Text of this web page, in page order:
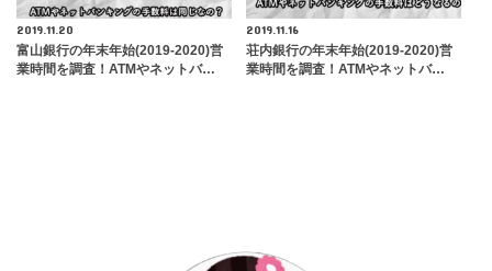
2019.11.20
富山銀行の年末年始(2019-2020)営
業時間を調査！ATMやネットバ…
2019.11.16
荘内銀行の年末年始(2019-2020)営
業時間を調査！ATMやネットバ…